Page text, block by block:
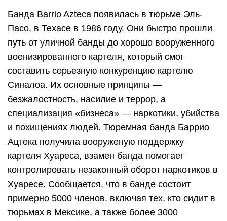
Банда Barrio Azteca появилась в тюрьме Эль-
Пасо, в Техасе в 1986 году. Они быстро прошли
путь от уличной банды до хорошо вооруженного
военизированного картеля, который смог
составить серьезную конкуренцию картелю
Синалоа. Их основные принципы —
безжалостность, насилие и террор, а
специализация «бизнеса» — наркотики, убийства
и похищениях людей. Тюремная банда Баррио
Ацтека получила вооруженую поддержку
картеля Хуареса, взамен банда помогает
контролировать незаконный оборот наркотиков в
Хуаресе. Сообщается, что в банде состоит
примерно 5000 членов, включая тех, кто сидит в
тюрьмах в Мексике, а также более 3000